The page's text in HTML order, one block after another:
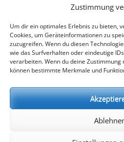
Zustimmung
Um dir ein optimales Erlebnis zu bieten,
Cookies, um Geräteinformationen zu
zuzugreifen. Wenn du diesen
wie das Surfverhalten oder eindeutige
verarbeiten. Wenn du deine
können bestimmte Merkmale und
American
weiterlesen…
– Energie für die Zukunft –
Nachhaltigkeit,
Erneuerbare Energien,